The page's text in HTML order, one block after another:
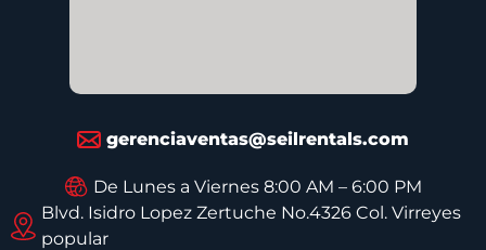
gerenciaventas@seilrentals.com
De Lunes a Viernes 8:00 AM – 6:00 PM
Blvd. Isidro Lopez Zertuche No.4326 Col. Virreyes
popular